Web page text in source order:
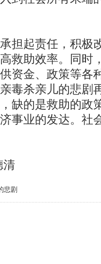
起责任，积极
救助效率。同时
资金、政策等各
毒杀亲儿的悲剧
缺的是救助的政
事业的发达。社
悲剧